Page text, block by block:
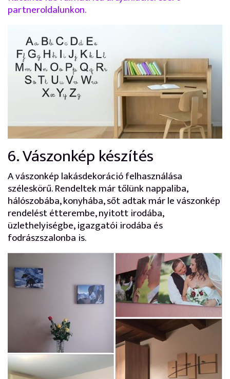
partneroldalunkon.
6. Vászonkép készítés
A vászonkép lakásdekoráció felhasználása
széleskörű. Rendeltek már tőlünk nappaliba,
hálószobába, konyhába, sőt adtak már le vászonkép
rendelést étterembe, nyitott irodába,
üzlethelyiségbe, igazgatói irodába és
fodrászszalonba is.